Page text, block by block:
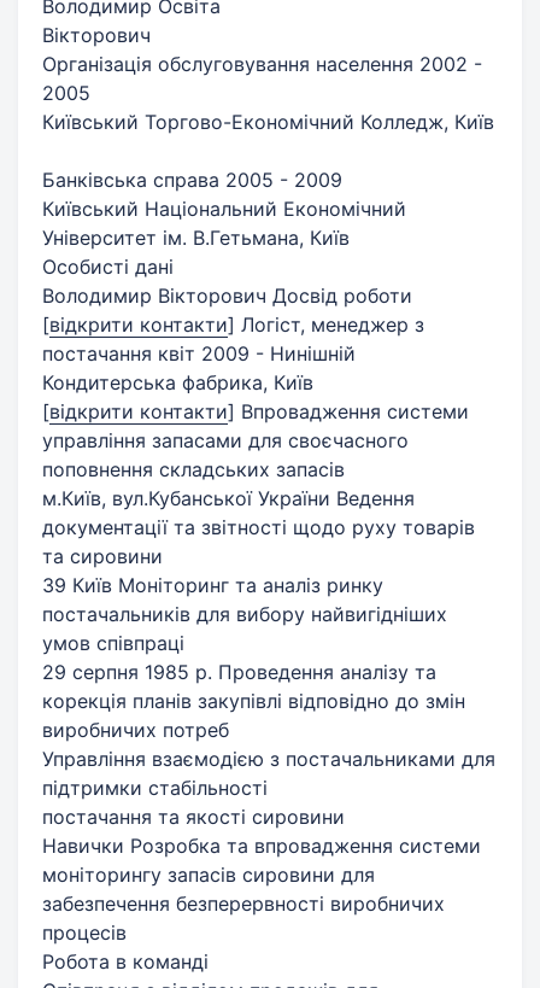
Володимир Освіта
Вікторович
Організація обслуговування населення 2002 -
2005
Київський Торгово-Економічний Колледж, Київ
Банківська справа 2005 - 2009
Київський Національний Економічний
Університет ім. В.Гетьмана, Київ
Особисті дані
Володимир Вікторович Досвід роботи
[відкрити контакти] Логіст, менеджер з
постачання квіт 2009 - Нинішній
Кондитерська фабрика, Київ
[відкрити контакти] Впровадження системи
управління запасами для своєчасного
поповнення складських запасів
м.Київ, вул.Кубанської України Ведення
документації та звітності щодо руху товарів
та сировини
39 Київ Моніторинг та аналіз ринку
постачальників для вибору найвигідніших
умов співпраці
29 серпня 1985 р. Проведення аналізу та
корекція планів закупівлі відповідно до змін
виробничих потреб
Управління взаємодією з постачальниками для
підтримки стабільності
постачання та якості сировини
Навички Розробка та впровадження системи
моніторингу запасів сировини для
забезпечення безперервності виробничих
процесів
Робота в команді